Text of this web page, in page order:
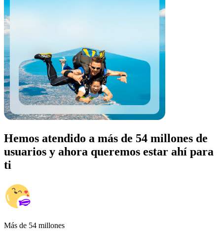
Hemos atendido a más de 54 millones de
usuarios y ahora queremos estar ahí para
ti
Más de 54 millones